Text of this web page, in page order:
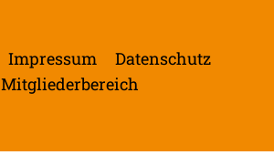
Impressum
Datenschutz
Mitgliederbereich